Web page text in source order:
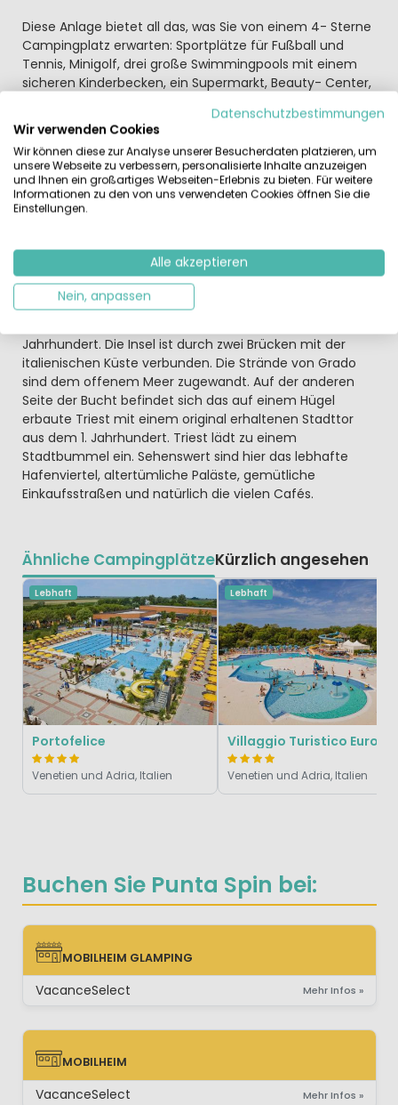
Buchen Sie Punta Spin bei:
MOBILHEIM GLAMPING
MOBILHEIM GLAMPING
VacanceSelect Mehr Infos »
MOBILHEIM
MOBILHEIM
VacanceSelect Mehr Infos »
Diese Anlage bietet all das, was Sie von einem 4- Sterne
Campingplatz erwarten: Sportplätze für Fußball und
Tennis, Minigolf, drei große Swimmingpools mit einem
sicheren Kinderbecken, ein Supermarkt, Beauty- Center,
köstliche Meeresfrüchte angeboten.
In dem jahrhundertealten Städtchen Grado (4 km), das
durch seine Kanäle an Venedig (135 km) erinnert, bieten
gemütliche Restaurants frischen Fisch, der ihnen täglich
von den Fischern aus dem Ort geliefert wird. Aquileia, ein
Kilometer entfernt. Die Adriatische Küste ist zwischen
Venedig und Triest von Lagunen und Inseln
gekennzeichnet. Auf einer dieser Inseln liegt Grado mit
seinem historischen Ortskern und einer Kirche mit
Jahrhundert. Die Insel ist durch zwei Brücken mit der
italienischen Küste verbunden. Die Strände von Grado
sind dem offenem Meer zugewandt. Auf der anderen
Seite der Bucht befindet sich das auf einem Hügel
erbaute Triest mit einem original erhaltenen Stadttor
aus dem 1. Jahrhundert. Triest lädt zu einem
Stadtbummel ein. Sehenswert sind hier das lebhafte
Hafenviertel, altertümliche Paläste, gemütliche
Einkaufsstraßen und natürlich die vielen Cafés.
Ähnliche CampingplätzeKürzlich angesehen
Lebhaft
Portofelice
Venetien und Adria, Italien
Lebhaft
Villaggio Turistico Europa
Venetien und Adria, Italien
Datenschutzbestimmungen
Wir verwenden Cookies
Wir können diese zur Analyse unserer Besucherdaten platzieren, um
unsere Webseite zu verbessern, personalisierte Inhalte anzuzeigen
und Ihnen ein großartiges Webseiten-Erlebnis zu bieten. Für weitere
Informationen zu den von uns verwendeten Cookies öffnen Sie die
Einstellungen.
Alle akzeptieren
Nein, anpassen